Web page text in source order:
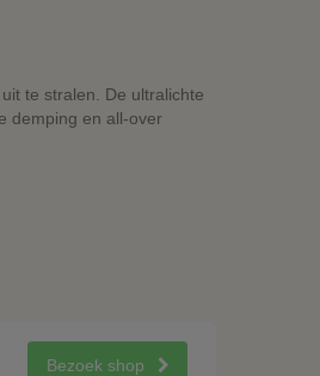
te stralen. De ultralichte
demping en all-over
Bezoek shop